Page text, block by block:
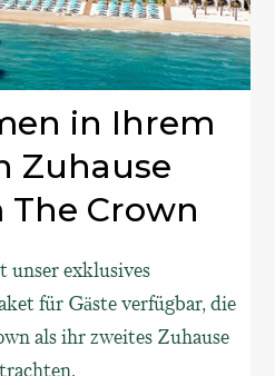
in Ihrem
Zuhause
The Crown
unser exklusives
für Gäste verfügbar, die
als ihr zweites Zuhause